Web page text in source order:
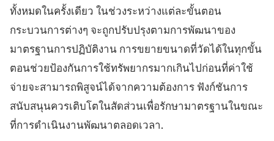
ทั้งหมดในครั้งเดียว ในช่วงระหว่างแต่ละขั้นตอน
กระบวนการต่างๆ จะถูกปรับปรุงตามการพัฒนาของ
มาตรฐานการปฏิบัติงาน การขยายขนาดที่วัดได้ในทุกขั้น
ตอนช่วยป้องกันการใช้ทรัพยากรมากเกินไปก่อนที่ค่าใช้
จ่ายจะสามารถพิสูจน์ได้จากความต้องการ ฟังก์ชันการ
สนับสนุนควรเติบโตในสัดส่วนเพื่อรักษามาตรฐานในขณะ
ที่การดำเนินงานพัฒนาตลอดเวลา.